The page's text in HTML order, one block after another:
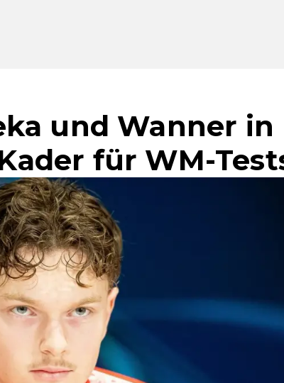
und Wanner in
für WM-